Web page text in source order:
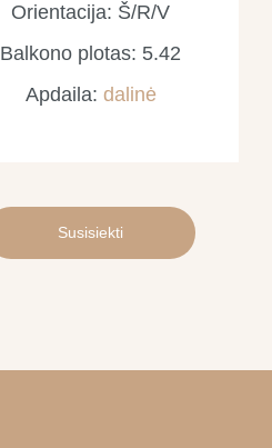
Orientacija: Š/R/V
Balkono plotas: 5.42
Apdaila: dalinė
Susisiekti